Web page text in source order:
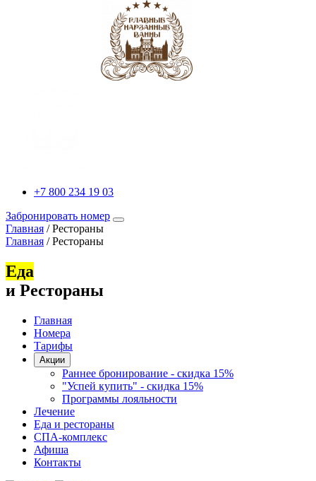
+7 800 234 19 03
Забронировать номер
Главная / Рестораны
Главная / Рестораны
Еда
и Рестораны
Главная
Номера
Тарифы
Акции
Раннее бронирование - скидка 15%
"Успей купить" - скидка 15%
Программы лояльности
Лечение
Еда и рестораны
СПА-комплекс
Афиша
Контакты